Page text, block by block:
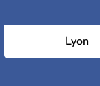
Lyon